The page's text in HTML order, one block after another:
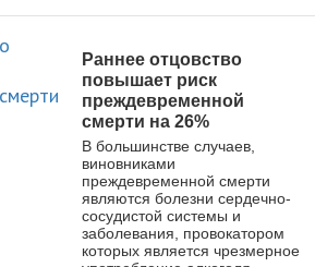
Раннее отцовство
повышает риск
преждевременной
смерти на 26%
В большинстве случаев,
виновниками
преждевременной смерти
являются болезни сердечно-
сосудистой системы и
заболевания, провокатором
которых является чрезмерное